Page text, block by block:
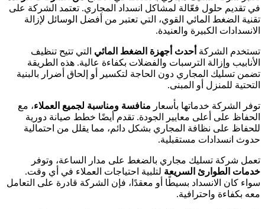
في تقديم حلول فعّالة لمشاكل انسداد المجاري. تعتمد الشركة على
تقنية الضغط المائي القوي، التي تعتبر من أفضل الوسائل لإزالة
الانسدادات الكبيرة والعنيدة.
تستخدم الشركة أحدث أجهزة الضغط المائي التي تتيح تنظيف
الأنابيب وإزالة الترسبات والفضلات بكفاءة عالية. هذه الطريقة
تضمن تسليك المجاري دون الحاجة لتكسير أو إلحاق أضرار بالبنية
التحتية للمنزل أو المبنى.
توفر الشركة خدماتها بأسعار منافسة ومناسبة لجميع العملاء، مع
الحفاظ على أعلى معايير الجودة. تقدم أيضًا خطط صيانة دورية
للحفاظ على نظافة المجاري بشكل دائم، مما يقلل من احتمالية
حدوث انسدادات مستقبلية.
تعمل شركة تسليك مجاري بالضغط على مدار الساعة، وتوفر
خدمات الطوارئ السريعة لتلبية احتياجات العملاء في أي وقت.
سواء كان الانسداد بسيطًا أو معقدًا، فإن الشركة قادرة على التعامل
معه بكفاءة واحترافية.